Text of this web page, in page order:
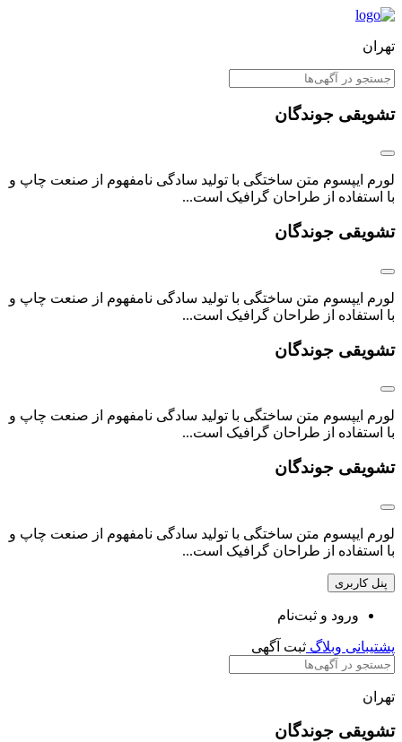
تهران
تشویقی جوندگان
لورم ایپسوم متن ساختگی با تولید سادگی نامفهوم از صنعت چاپ و
با استفاده از طراحان گرافیک است...
تشویقی جوندگان
لورم ایپسوم متن ساختگی با تولید سادگی نامفهوم از صنعت چاپ و
با استفاده از طراحان گرافیک است...
تشویقی جوندگان
لورم ایپسوم متن ساختگی با تولید سادگی نامفهوم از صنعت چاپ و
با استفاده از طراحان گرافیک است...
تشویقی جوندگان
لورم ایپسوم متن ساختگی با تولید سادگی نامفهوم از صنعت چاپ و
با استفاده از طراحان گرافیک است...
پنل کاربری
ورود و ثبت‌نام
پشتیبانی وبلاگ ثبت آگهی‌
تهران
تشویقی جوندگان